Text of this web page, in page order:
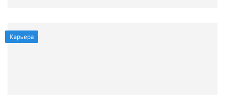
Карьера